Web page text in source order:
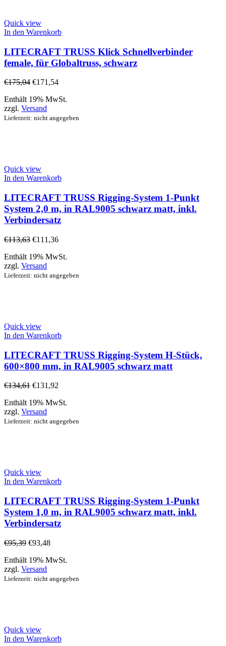
Quick view
In den Warenkorb
LITECRAFT TRUSS Klick Schnellverbinder
female, für Globaltruss, schwarz
€175,04 €171,54
Enthält 19% MwSt.
zzgl. Versand
Lieferzeit: nicht angegeben
Quick view
In den Warenkorb
LITECRAFT TRUSS Rigging-System 1-Punkt
System 2,0 m, in RAL9005 schwarz matt, inkl.
Verbindersatz
€113,63 €111,36
Enthält 19% MwSt.
zzgl. Versand
Lieferzeit: nicht angegeben
Quick view
In den Warenkorb
LITECRAFT TRUSS Rigging-System H-Stück,
600×800 mm, in RAL9005 schwarz matt
€134,61 €131,92
Enthält 19% MwSt.
zzgl. Versand
Lieferzeit: nicht angegeben
Quick view
In den Warenkorb
LITECRAFT TRUSS Rigging-System 1-Punkt
System 1,0 m, in RAL9005 schwarz matt, inkl.
Verbindersatz
€95,39 €93,48
Enthält 19% MwSt.
zzgl. Versand
Lieferzeit: nicht angegeben
Quick view
In den Warenkorb